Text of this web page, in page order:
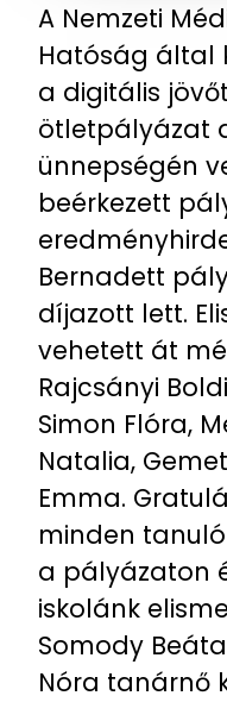
A Nemzeti
Hatóság által
a digitális
ötletpályázat
ünnepségén
beérkezett
Bernadett
díjazott lett.
vehetett át
Rajcsányi
Simon Flóra,
Natalia,
Emma.
minden
a pályázaton
iskolánk
Somody
Nóra tanárnő